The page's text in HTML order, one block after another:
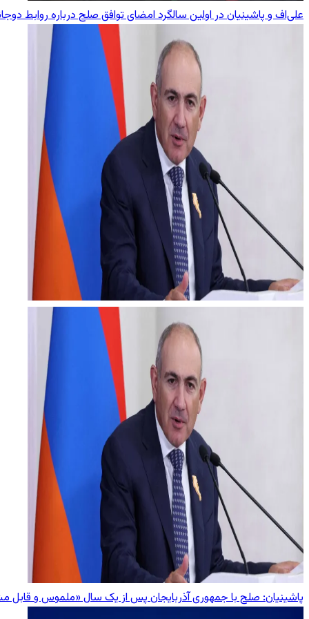
علی‌اف و پاشینیان در اولین سالگرد امضای توافق صلح درباره روابط
پاشینیان: صلح با جمهوری آذربایجان پس از یک سال «ملموس و